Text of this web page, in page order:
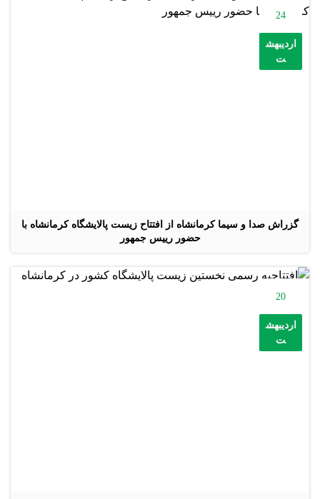
گزراش صدا و سیما کرمانشاه از افتتاح زیست پالایشگاه کرمانشاه با
حضور رییس جمهور
24
اردیبهش
ت
20
اردیبهش
ت